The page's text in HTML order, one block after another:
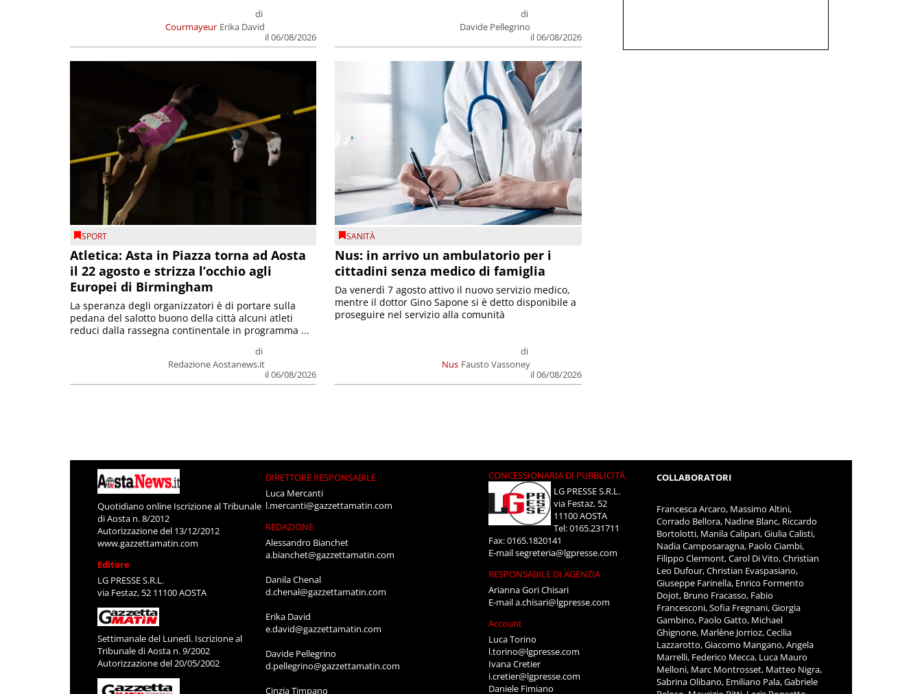
Courmayeur
di
Erika David
il 06/08/2026
di
Davide Pellegrino
il 06/08/2026
SPORT
Atletica: Asta in Piazza torna ad Aosta
il 22 agosto e strizza l’occhio agli
Europei di Birmingham
di
Redazione Aostanews.it
il 06/08/2026
La speranza degli organizzatori è di portare sulla
pedana del salotto buono della città alcuni atleti
reduci dalla rassegna continentale in programma ...
SANITÀ
Nus: in arrivo un ambulatorio per i
cittadini senza medico di famiglia
Nus
di
Fausto Vassoney
il 06/08/2026
Da venerdì 7 agosto attivo il nuovo servizio medico,
mentre il dottor Gino Sapone si è detto disponibile a
proseguire nel servizio alla comunità
Quotidiano online Iscrizione al Tribunale
di Aosta n. 8/2012
Autorizzazione del 13/12/2012
www.gazzettamatin.com
Editore
LG PRESSE S.R.L.
via Festaz, 52 11100 AOSTA
Settimanale del Lunedì. Iscrizione al
Tribunale di Aosta n. 9/2002
Autorizzazione del 20/05/2002
DIRETTORE RESPONSABILE
Luca Mercanti
l.mercanti@gazzettamatin.com
REDAZIONE
Alessandro Bianchet
a.bianchet@gazzettamatin.com
Danila Chenal
d.chenal@gazzettamatin.com
Erika David
e.david@gazzettamatin.com
Davide Pellegrino
d.pellegrino@gazzettamatin.com
Cinzia Timpano
CONCESSIONARIA DI PUBBLICITÀ
LG PRESSE S.R.L.
via Festaz, 52
11100 AOSTA
Tel: 0165.231711
Fax: 0165.1820141
E-mailsegreteria@lgpresse.com
RESPONSABILE DI AGENZIA
Arianna Gori Chisari
E-maila.chisari@lgpresse.com
Account
Luca Torino
l.torino@lgpresse.com
Ivana Cretier
i.cretier@lgpresse.com
Daniele Fimiano
COLLABORATORI
Francesca Arcaro, Massimo Altini,
Corrado Bellora, Nadine Blanc, Riccardo
Bortolotti, Manila Calipari, Giulia Calisti,
Nadia Camposaragna, Paolo Ciambi,
Filippo Clermont, Carol Di Vito, Christian
Leo Dufour, Christian Evaspasiano,
Giuseppe Farinella, Enrico Formento
Dojot, Bruno Fracasso, Fabio
Francesconi, Sofia Fregnani, Giorgia
Gambino, Paolo Gatto, Michael
Ghignone, Marlène Jorrioz, Cecilia
Lazzarotto, Giacomo Mangano, Angela
Marrelli, Federico Mecca, Luca Mauro
Melloni, Marc Montrosset, Matteo Nigra,
Sabrina Olibano, Emiliano Pala, Gabriele